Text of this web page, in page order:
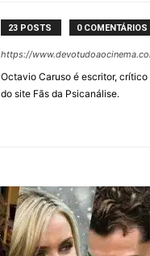
23 POSTS 0 COMENTÁRIOS
https://
Octavio Caruso é escritor,
do site Fãs da Psicanálise.